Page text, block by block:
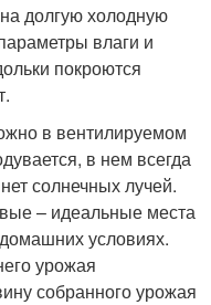
долгую холодную
влаги и
покроются
в вентилируемом
в нем всегда
солнечных лучей.
– идеальные места
условиях.
урожая
собранного урожая